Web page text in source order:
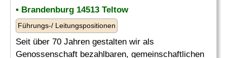
• Brandenburg 14513 Teltow
Führungs-/ Leitungspositionen
Seit über 70 Jahren gestalten wir als
Genossenschaft bezahlbaren, gemeinschaftlichen